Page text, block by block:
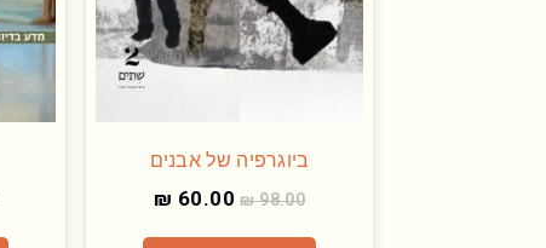
ביוגרפיה של אבנים
₪98.00
₪ 60.00